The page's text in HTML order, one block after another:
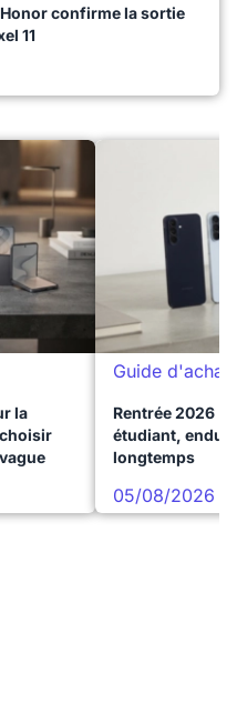
confirme la sortie
11
la
Guide d'achat
Rentrée 2026 :
étudiant,
longtemps
05/08/2026